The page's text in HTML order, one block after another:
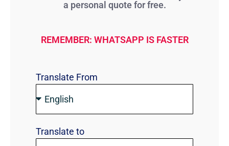
a personal quote for free.
REMEMBER: WHATSAPP IS FASTER
Translate From
Translate to